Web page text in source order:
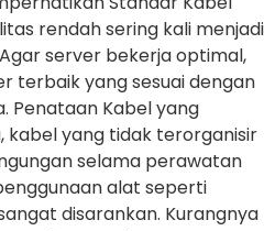
rendah sering kali menjadi
server bekerja optimal,
terbaik yang sesuai dengan
Penataan Kabel yang
kabel yang tidak terorganisir
selama perawatan
alat seperti
disarankan. Kurangnya